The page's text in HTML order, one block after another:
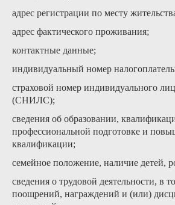
адрес регистрации по месту
адрес фактического проживания;
контактные данные;
индивидуальный номер
страховой номер индивидуального
(СНИЛС);
сведения об образовании,
профессиональной подготовке и
квалификации;
семейное положение, наличие детей,
сведения о трудовой деятельности, в
поощрений, награждений и (или)